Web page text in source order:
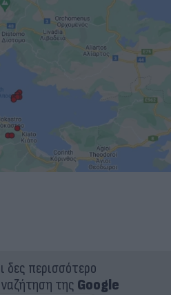
δες περισσότερο
της Google